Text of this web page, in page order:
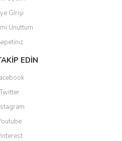
Girişi
Unuttum
EDİN
Twitter